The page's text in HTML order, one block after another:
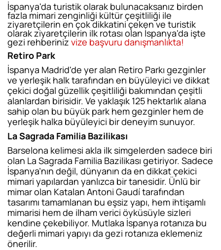
İspanya'da turistik olarak bulunacaksanız birden
fazla mimari zenginliği kültür çeşitliliği ile
ziyaretçilerin en çok dikkatini çeken ve turistik
olarak ziyaretçilerin ilk rotası olan İspanya'da işte
gezi rehberiniz vize başvuru danışmanlıkta!
Retiro Park
İspanya Madrid'de yer alan Retiro Parkı gezginler
ve yerleşik halk tarafından en büyüleyici ve dikkat
çekici doğal güzellik çeşitliliği bakımından çeşitli
alanlardan birisidir. Ve yaklaşık 125 hektarlık alana
sahip olan bu büyük park hem gezginler hem de
yerleşik halka büyüleyici bir deneyim sunuyor.
La Sagrada Familia Bazilikası
Barselona kelimesi akla ilk simgelerden sadece biri
olan La Sagrada Familia Bazilikası getiriyor. Sadece
İspanya’nın değil, dünyanın da en dikkat çekici
mimari yapılardan yanlızca bir tanesidir. Ünlü bir
mimar olan Katalan Antoni Gaudí tarafından
tasarımı tamamlanan bu eşsiz yapı, hem ihtişamlı
mimarisi hem de ilham verici öyküsüyle sizleri
kendine çekebiliyor. Mutlaka İspanya rotanıza bu
değerli mimari yapıyı da gezi rotanıza eklemeniz
önerilir.